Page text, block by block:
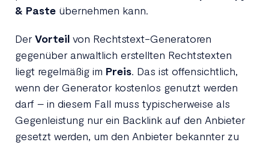
& Pasteübernehmen kann.
Der Vorteilvon Rechtstext-Generatoren
gegenüber anwaltlich erstellten Rechtstexten
liegt regelmäßig im Preis. Das ist offensichtlich,
wenn der Generator kostenlos genutzt werden
darf – in diesem Fall muss typischerweise als
Gegenleistung nur ein Backlink auf den Anbieter
gesetzt werden, um den Anbieter bekannter zu